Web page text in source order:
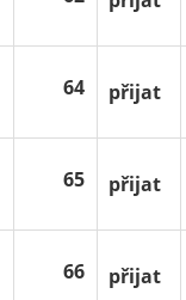
64 přijat
65 přijat
66 přijat